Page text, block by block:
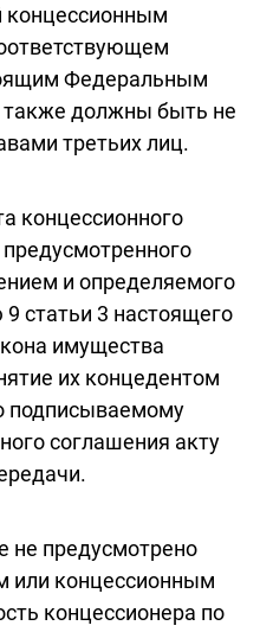
концессионным
Федеральным
также должны быть не
третьих лиц.
концессионного
и определяемого
9 статьи 3 настоящего
имущества
их концедентом
подписываемому
соглашения акту
не предусмотрено
или концессионным
концессионера по